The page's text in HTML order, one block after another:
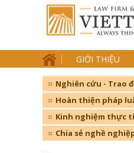
GIỚI THIỆU
Nghiên cứu - Trao
Hoàn thiện pháp
Kinh nghiệm thực
Chia sẻ nghề